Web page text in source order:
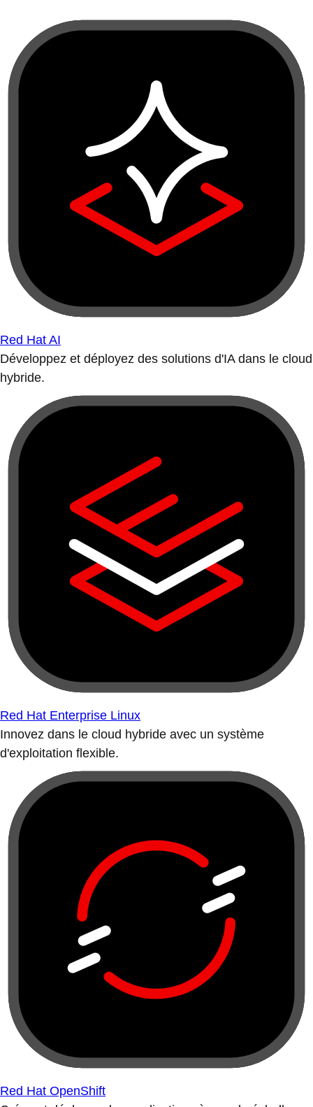
Red Hat AI
Développez et déployez des solutions d'IA dans le cloud
hybride.
Red Hat Enterprise Linux
Innovez dans le cloud hybride avec un système
d'exploitation flexible.
Red Hat OpenShift